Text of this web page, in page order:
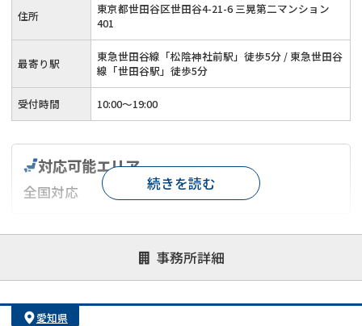
住所
東京都世田谷区世田谷4-21-6 三晃第二マンション
401
最寄り駅
東急世田谷線「松陰神社前駅」徒歩5分 / 東急世田谷
線「世田谷駅」徒歩5分
受付時間 10:00〜19:00
事務所詳細
対応可能エリア
全国対応
対応が親身 オンライン面談可能
レスポンスが早い
1億円以上の買取可
続きを読む
愛知県